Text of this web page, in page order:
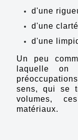
d'une
d'une
d'une
Un peu
laquelle on
sens, qui se
volumes,
matériaux.